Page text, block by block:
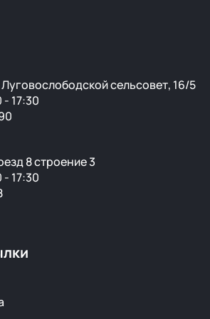
сельсовет, 16/5
17:30
8 строение 3
17:30